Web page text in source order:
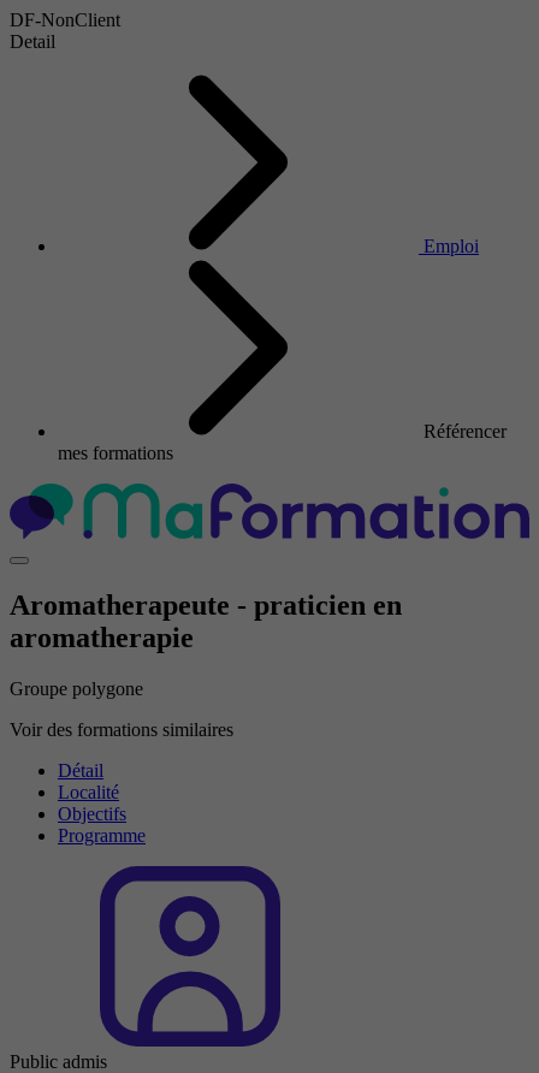
DF-NonClient
Detail
Emploi
Référencer
mes formations
Aromatherapeute - praticien en
aromatherapie
Groupe polygone
Voir des formations similaires
Détail
Localité
Objectifs
Programme
Public admis